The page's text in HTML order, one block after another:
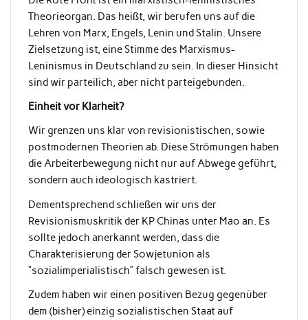
Theorieorgan. Das heißt, wir berufen uns auf die
Lehren von Marx, Engels, Lenin und Stalin. Unsere
Zielsetzung ist, eine Stimme des Marxismus-
Leninismus in Deutschland zu sein. In dieser Hinsicht
sind wir parteilich, aber nicht parteigebunden.
Einheit vor Klarheit?
Wir grenzen uns klar von revisionistischen, sowie
postmodernen Theorien ab. Diese Strömungen haben
die Arbeiterbewegung nicht nur auf Abwege geführt,
sondern auch ideologisch kastriert.
Dementsprechend schließen wir uns der
Revisionismuskritik der KP Chinas unter Mao an. Es
sollte jedoch anerkannt werden, dass die
Charakterisierung der Sowjetunion als
“sozialimperialistisch” falsch gewesen ist.
Zudem haben wir einen positiven Bezug gegenüber
dem (bisher) einzig sozialistischen Staat auf